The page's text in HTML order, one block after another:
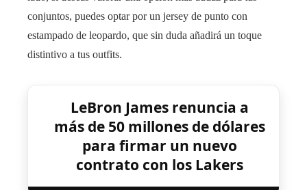
conjuntos, puedes optar por un jersey de punto con
estampado de leopardo, que sin duda añadirá un toque
distintivo a tus outfits.
LeBron James renuncia a
más de 50 millones de dólares
para firmar un nuevo
contrato con los Lakers